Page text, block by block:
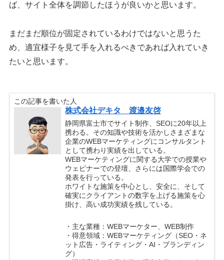
ば、サイト全体を調節したほうが良いかと思います。
まだまだ順位が固定されているわけではないと思うた
め、適宜様子を見て手を入れるべきであれば入れていき
たいと思います。
この記事を書いた人
株式会社デキタ 渡邉友啓
静岡県富士市でサイト制作、SEOに20年以上
携わる。その知識や技術を活かしさまざまな
企業のWEBマーケティングにコンサルタント
として携わり実績を出している。
WEBマーケティングに関する大学での授業や
ウェビナーでの登壇、さらには国際学会での
発表を行っている。
ホワイトな施策を中心とし、安全に、そして
確実にクライアントの数字を上げる施策を心
掛け、高い成功実績を残している。
・主な業種：WEBマーケター、WEB制作
・得意領域：WEBマーケティング（SEO・ネ
ット広告・ライティング・AI・ブランディン
グ）